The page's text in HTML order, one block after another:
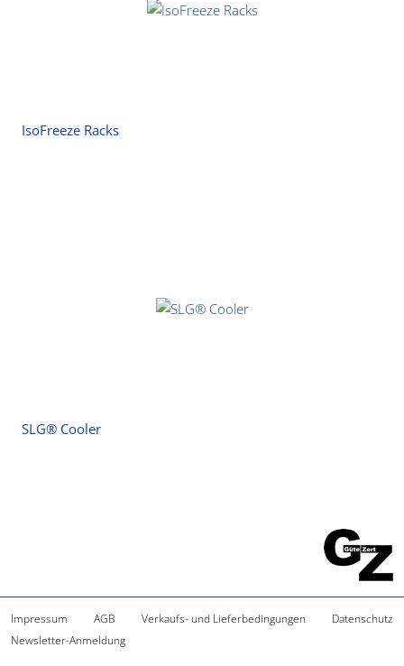
IsoFreeze Racks
SLG® Cooler
Impressum AGB Verkaufs- und Lieferbedingungen
Datenschutz
Newsletter-Anmeldung